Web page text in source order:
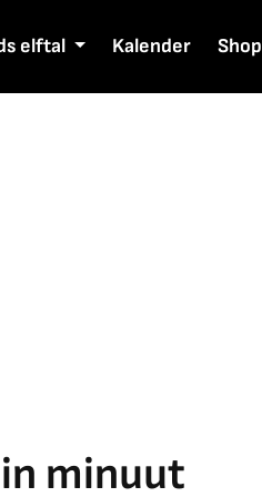
elftal Kalender Shop
minuut